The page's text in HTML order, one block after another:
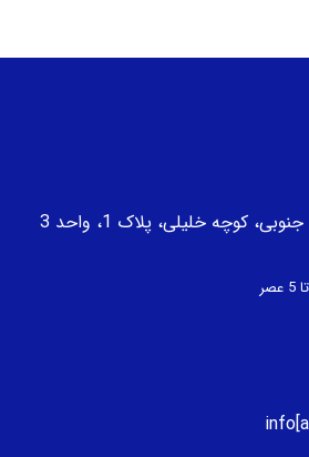
کوچه خلیلی، پلاک 1، واحد 3